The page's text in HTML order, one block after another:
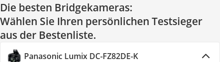
Die besten Bridgekameras:
Wählen Sie Ihren persönlichen Testsieger
aus der Bestenliste.
Panasonic Lumix DC-FZ82DE-K